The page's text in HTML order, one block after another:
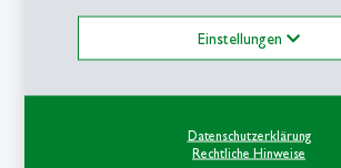
Einstellungen
Datenschutzerklärung
Rechtliche Hinweise
Things (Focus: Master of
Computer Networks and
(Focus: Master of Business